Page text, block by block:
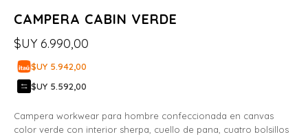
CAMPERA CABIN VERDE
$UY 6.990,00
$UY 5.942,00
$UY 5.592,00
Campera workwear para hombre confeccionada en canvas
color verde con interior sherpa, cuello de pana, cuatro bolsillos